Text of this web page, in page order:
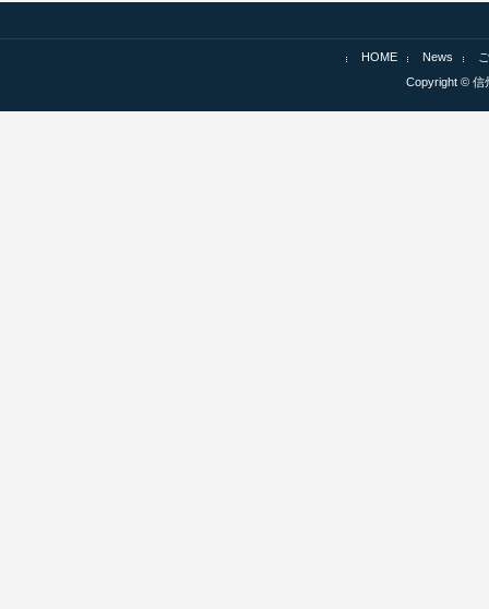
HOME News
Copyright © 信